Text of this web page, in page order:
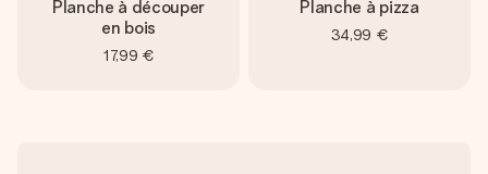
Planche à découper
en bois
17,99 €
Planche à pizza
34,99 €